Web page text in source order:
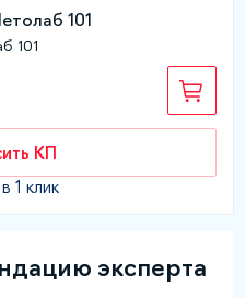
101
КП
1 клик
эксперта